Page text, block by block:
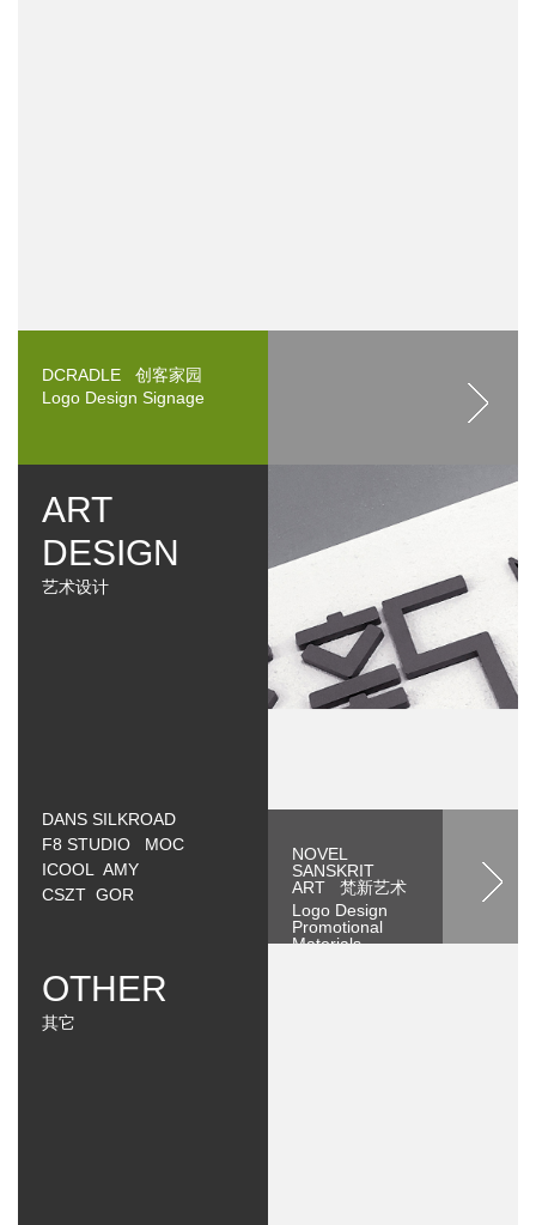
DCRADLE 创客家园
Logo Design Signage
ART
DESIGN
艺术设计
DANS SILKROAD
F8 STUDIO MOC
ICOOL AMY
CSZT GOR
NOVEL
SANSKRIT
ART 梵新艺术
Logo Design
Promotional
Materials
OTHER
其它